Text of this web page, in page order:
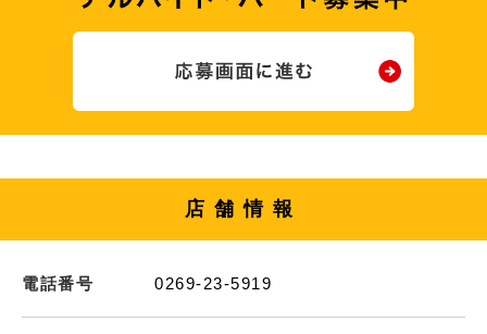
店舗情報
電話番号 0269-23-5919